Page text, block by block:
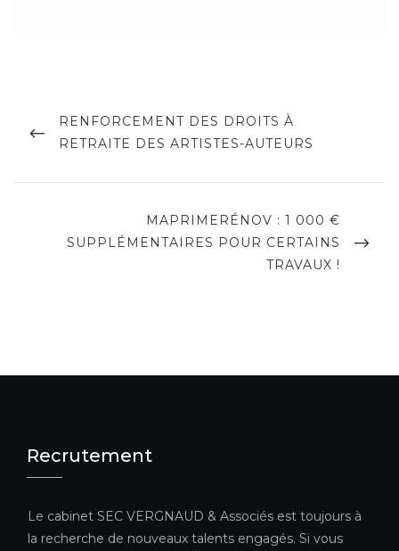
l’article
PREVIOUS
POST
RENFORCEMENT DES DROITS À
RETRAITE DES ARTISTES-AUTEURS
NEXT
POST
MAPRIMERÉNOV : 1 000 €
SUPPLÉMENTAIRES POUR CERTAINS
TRAVAUX !
Recrutement
Le cabinet SEC VERGNAUD & Associés est toujours à
la recherche de nouveaux talents engagés. Si vous